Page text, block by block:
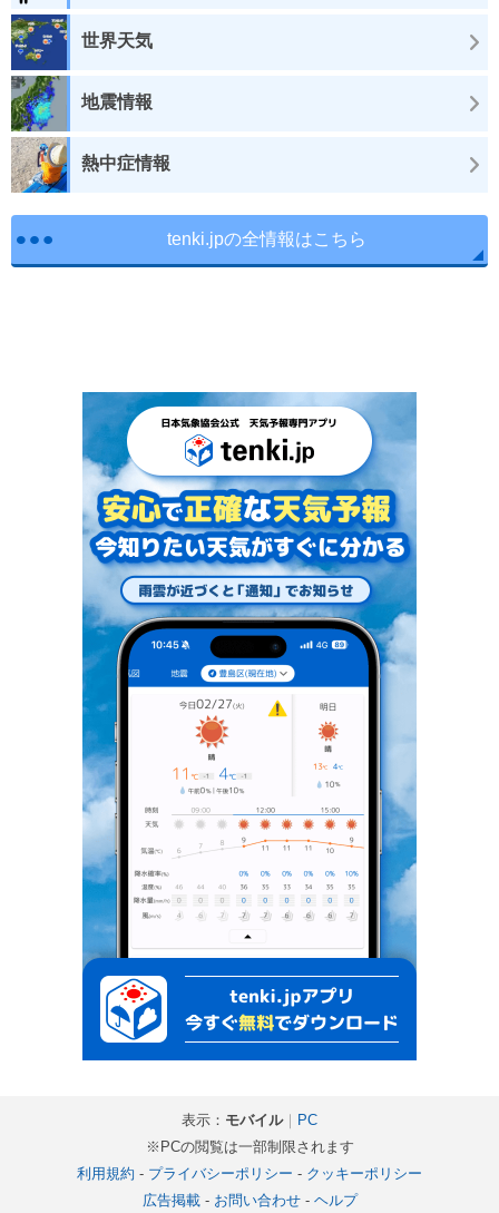
世界天気
地震情報
熱中症情報
tenki.jpの全情報はこちら
表示： モバイル｜ PC
※PCの閲覧は一部制限されます
利用規約 - プライバシーポリシー - クッキーポリシー
広告掲載- お問い合わせ- ヘルプ